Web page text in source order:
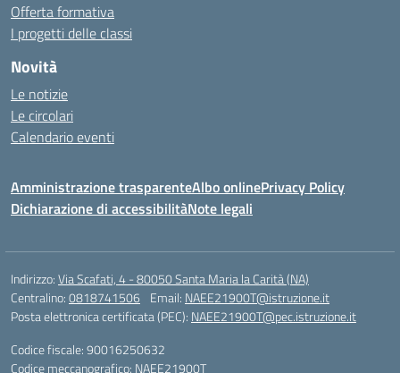
Offerta formativa
I progetti delle classi
Novità
Le notizie
Le circolari
Calendario eventi
Amministrazione trasparenteAlbo onlinePrivacy Policy
Dichiarazione di accessibilitàNote legali
Indirizzo:Via Scafati, 4 - 80050 Santa Maria la Carità (NA)
Centralino:0818741506 Email: NAEE21900T@istruzione.it
Posta elettronica certificata (PEC): NAEE21900T@pec.istruzione.it
Codice fiscale: 90016250632
Codice meccanografico: NAEE21900T